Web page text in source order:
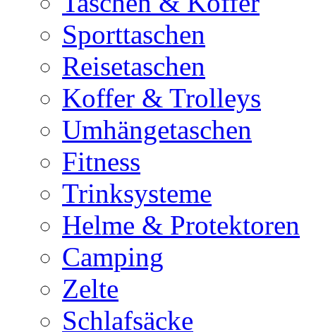
Sporttaschen
Reisetaschen
Koffer & Trolleys
Umhängetaschen
Fitness
Trinksysteme
Helme & Protektoren
Camping
Zelte
Schlafsäcke